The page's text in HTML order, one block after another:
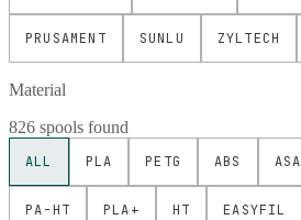
PRUSAMENT SUNLU ZYLTECH
Material
826 spools found
ALL PLA PETG ABS ASA
PA-HT PLA+ HT EASYFIL